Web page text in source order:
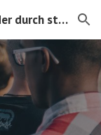
Skip to navigation
EYE CONTACT - Soziales Miteinander durch stille Präsenz